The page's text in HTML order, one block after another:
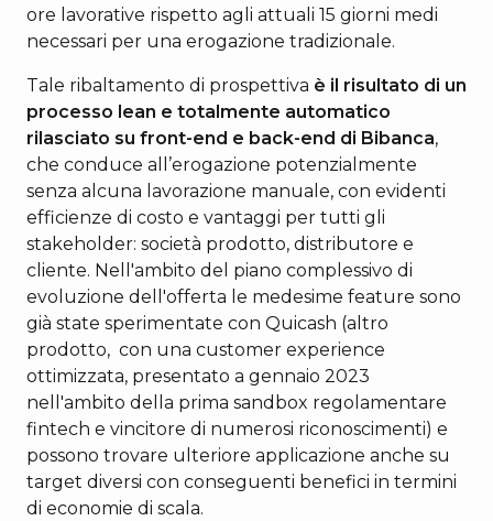
ore lavorative rispetto agli attuali 15 giorni medi
necessari per una erogazione tradizionale.
Tale ribaltamento di prospettiva è il risultato di un
processo lean e totalmente automatico
rilasciato su front-end e back-end di Bibanca,
che conduce all’erogazione potenzialmente
senza alcuna lavorazione manuale, con evidenti
efficienze di costo e vantaggi per tutti gli
stakeholder: società prodotto, distributore e
cliente. Nell'ambito del piano complessivo di
evoluzione dell'offerta le medesime feature sono
già state sperimentate con Quicash (altro
prodotto, con una customer experience
ottimizzata, presentato a gennaio 2023
nell'ambito della prima sandbox regolamentare
fintech e vincitore di numerosi riconoscimenti) e
possono trovare ulteriore applicazione anche su
target diversi con conseguenti benefici in termini
di economie di scala.